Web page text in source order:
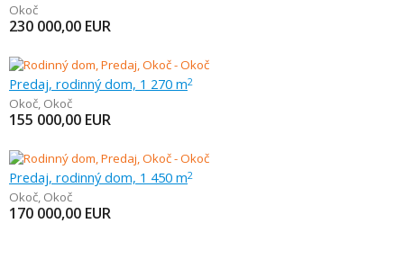
Okoč
230 000,00 EUR
Predaj, rodinný dom, 1 270 m2
Okoč, Okoč
155 000,00 EUR
Predaj, rodinný dom, 1 450 m2
Okoč, Okoč
170 000,00 EUR